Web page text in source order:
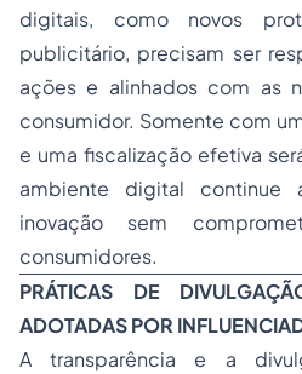
digitais, como novos
publicitário, precisam ser
ações e alinhados com as
consumidor. Somente com
e uma fiscalização efetiva
ambiente digital
inovação sem
consumidores.
PRÁTICAS DE
ADOTADAS POR
A transparência e a